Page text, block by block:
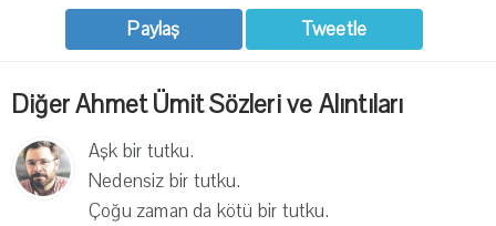
Paylaş
Tweetle
Diğer Ahmet Ümit Sözleri ve Alıntıları
Aşk bir tutku.
Nedensiz bir tutku.
Çoğu zaman da kötü bir tutku.